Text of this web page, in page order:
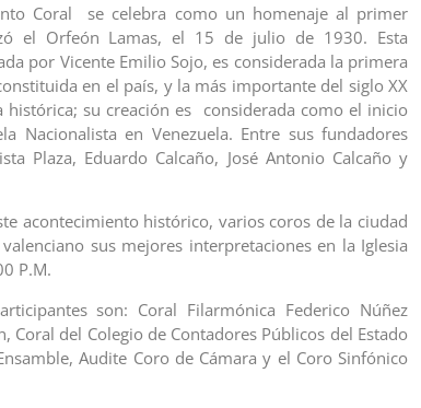
Coral se celebra como un homenaje al primer
el Orfeón Lamas, el 15 de julio de 1930. Esta
por Vicente Emilio Sojo, es considerada la primera
en el país, y la más importante del siglo XX
histórica; su creación es considerada como el inicio
Nacionalista en Venezuela. Entre sus fundadores
Plaza, Eduardo Calcaño, José Antonio Calcaño y
acontecimiento histórico, varios coros de la ciudad
sus mejores interpretaciones en la Iglesia
P.M.
son: Coral Filarmónica Federico Núñez
Coral del Colegio de Contadores Públicos del Estado
Audite Coro de Cámara y el Coro Sinfónico